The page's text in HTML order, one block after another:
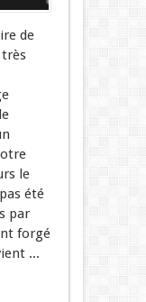
de
le
été
par
forgé
...